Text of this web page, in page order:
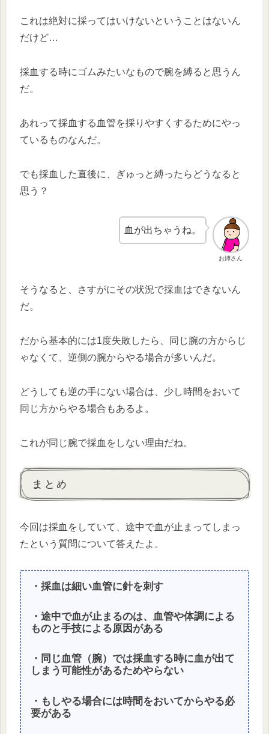
これは絶対に採ってはいけないということはないん
だけど…
採血する時にゴムみたいなもので腕を縛ると思うん
だ。
あれって採血する血管を採りやすくするためにやっ
ているものなんだ。
でも採血した直後に、ぎゅっと縛ったらどうなると
思う？
お姉さん
血が出ちゃうね。
そうなると、さすがにその状況で採血はできないん
だ。
だから基本的には1度失敗したら、同じ腕の方からじ
ゃなくて、逆側の腕からやる場合が多いんだ。
どうしても逆の手にない場合は、少し時間をおいて
同じ方からやる場合もあるよ。
これが同じ腕で採血をしない理由だね。
まとめ
今回は採血をしていて、途中で血が止まってしまっ
たという質問について答えたよ。
・採血は細い血管に針を刺す
・途中で血が止まるのは、血管や体調による
ものと手技による原因がある
・同じ血管（腕）では採血する時に血が出て
しまう可能性があるためやらない
・もしやる場合には時間をおいてからやる必
要がある